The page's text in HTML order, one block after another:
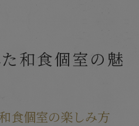
和食個室の魅
食個室の楽しみ方